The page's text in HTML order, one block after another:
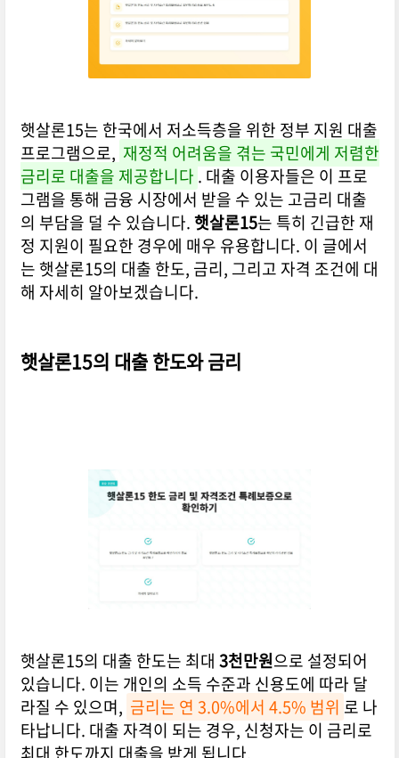
햇살론15는 한국에서 저소득층을 위한 정부 지원 대출
프로그램으로, 재정적 어려움을 겪는 국민에게 저렴한
금리로 대출을 제공합니다 . 대출 이용자들은 이 프로
그램을 통해 금융 시장에서 받을 수 있는 고금리 대출
의 부담을 덜 수 있습니다.햇살론15는 특히 긴급한 재
정 지원이 필요한 경우에 매우 유용합니다. 이 글에서
는 햇살론15의 대출 한도, 금리, 그리고 자격 조건에 대
해 자세히 알아보겠습니다.
햇살론15의 대출 한도와 금리
햇살론15의 대출 한도는 최대 3천만원으로 설정되어
있습니다. 이는 개인의 소득 수준과 신용도에 따라 달
라질 수 있으며, 금리는 연 3.0%에서 4.5% 범위 로 나
타납니다. 대출 자격이 되는 경우, 신청자는 이 금리로